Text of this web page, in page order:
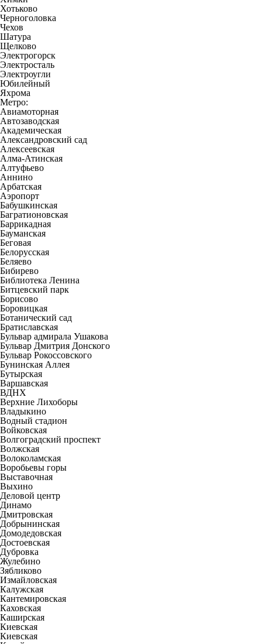
Хотьково
Черноголовка
Чехов
Шатура
Щелково
Электрогорск
Электросталь
Электроугли
Юбилейный
Яхрома
Метро:
Авиамоторная
Автозаводская
Академическая
Александровский сад
Алексеевская
Алма-Атинская
Алтуфьево
Аннино
Арбатская
Аэропорт
Бабушкинская
Багратионовская
Баррикадная
Бауманская
Беговая
Белорусская
Беляево
Бибирево
Библиотека Ленина
Битцевский парк
Борисово
Боровицкая
Ботанический сад
Братиславская
Бульвар адмирала Ушакова
Бульвар Дмитрия Донского
Бульвар Рокоссовского
Бунинская Аллея
Бутырская
Варшавская
ВДНХ
Верхние Лихоборы
Владыкино
Водный стадион
Войковская
Волгоградский проспект
Волжская
Волоколамская
Воробьевы горы
Выставочная
Выхино
Деловой центр
Динамо
Дмитровская
Добрынинская
Домодедовская
Достоевская
Дубровка
Жулебино
Зябликово
Измайловская
Калужская
Кантемировская
Каховская
Каширская
Киевская
Киевская